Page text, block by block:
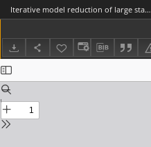
Iterative model reduction of large state-space systems